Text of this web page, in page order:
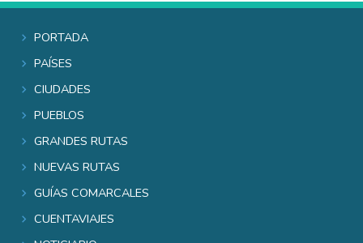
Portada
Países
Ciudades
Pueblos
Grandes rutas
Nuevas rutas
Guías comarcales
Cuentaviajes